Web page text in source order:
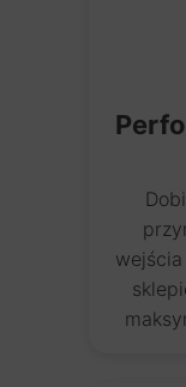
Digital